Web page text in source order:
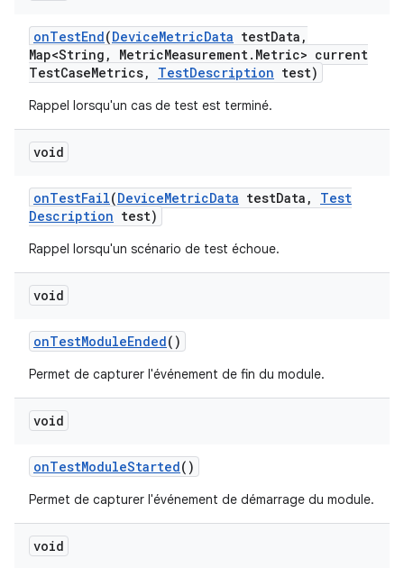
onTestEnd(DeviceMetricData testData ,
Map<String , MetricMeasurement. Metric> current
TestCaseMetrics, TestDescription test)
Rappel lorsqu'un cas de test est terminé.
void
onTestFail(DeviceMetricData testData ,
Test
Description test)
Rappel lorsqu'un scénario de test échoue.
void
onTestModuleEnded()
Permet de capturer l'événement de fin du module.
void
onTestModuleStarted()
Permet de capturer l'événement de démarrage du module.
void